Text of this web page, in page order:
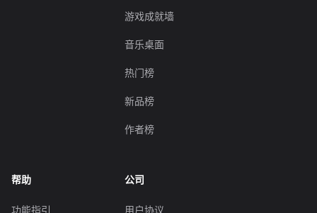
游戏成就墙
音乐桌面
热门榜
新品榜
作者榜
帮助
功能指引
公司
用户协议